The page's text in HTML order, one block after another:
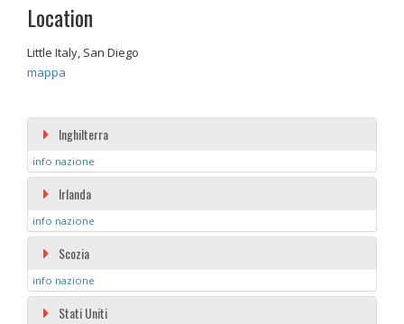
Inghilterra
info nazione
Irlanda
info nazione
Scozia
info nazione
Stati Uniti
Location
Little Italy, San Diego
mappa